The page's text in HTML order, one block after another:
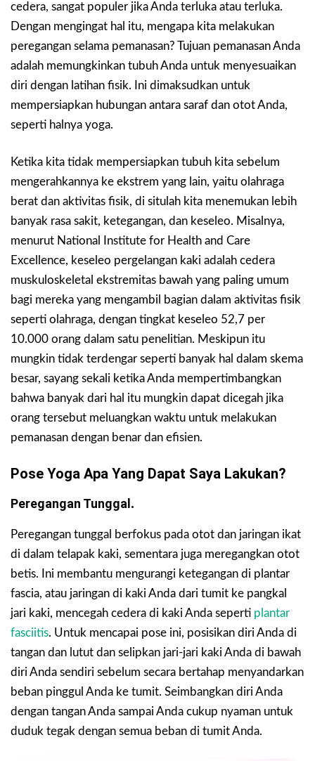
cedera, sangat populer jika Anda terluka atau terluka.
Dengan mengingat hal itu, mengapa kita melakukan
peregangan selama pemanasan? Tujuan pemanasan Anda
adalah memungkinkan tubuh Anda untuk menyesuaikan
diri dengan latihan fisik. Ini dimaksudkan untuk
mempersiapkan hubungan antara saraf dan otot Anda,
seperti halnya yoga.
Ketika kita tidak mempersiapkan tubuh kita sebelum
mengerahkannya ke ekstrem yang lain, yaitu olahraga
berat dan aktivitas fisik, di situlah kita menemukan lebih
banyak rasa sakit, ketegangan, dan keseleo. Misalnya,
menurut National Institute for Health and Care
Excellence, keseleo pergelangan kaki adalah cedera
muskuloskeletal ekstremitas bawah yang paling umum
bagi mereka yang mengambil bagian dalam aktivitas fisik
seperti olahraga, dengan tingkat keseleo 52,7 per
10.000 orang dalam satu penelitian. Meskipun itu
mungkin tidak terdengar seperti banyak hal dalam skema
besar, sayang sekali ketika Anda mempertimbangkan
bahwa banyak dari hal itu mungkin dapat dicegah jika
orang tersebut meluangkan waktu untuk melakukan
pemanasan dengan benar dan efisien.
Pose Yoga Apa Yang Dapat Saya Lakukan?
Peregangan Tunggal .
Peregangan tunggal berfokus pada otot dan jaringan ikat
di dalam telapak kaki, sementara juga meregangkan otot
betis. Ini membantu mengurangi ketegangan di plantar
fascia, atau jaringan di kaki Anda dari tumit ke pangkal
jari kaki, mencegah cedera di kaki Anda seperti plantar
fasciitis. Untuk mencapai pose ini, posisikan diri Anda di
tangan dan lutut dan selipkan jari-jari kaki Anda di bawah
diri Anda sendiri sebelum secara bertahap menyandarkan
beban pinggul Anda ke tumit. Seimbangkan diri Anda
dengan tangan Anda sampai Anda cukup nyaman untuk
duduk tegak dengan semua beban di tumit Anda.